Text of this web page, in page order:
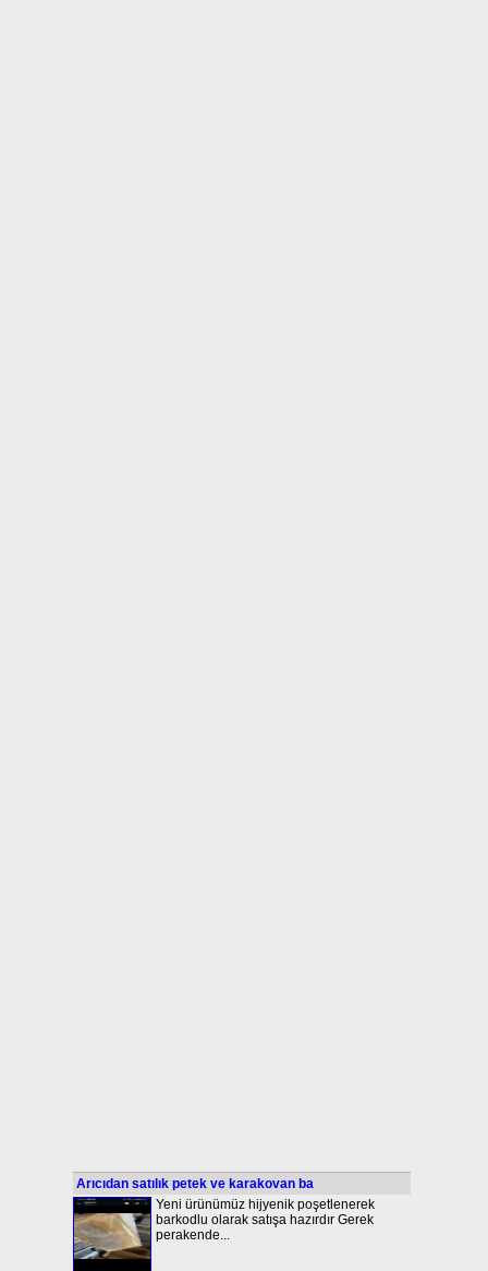
Arıcıdan satılık petek ve karakovan ba
Yeni ürünümüz hijyenik poşetlenerek
barkodlu olarak satışa hazırdır Gerek
perakende...